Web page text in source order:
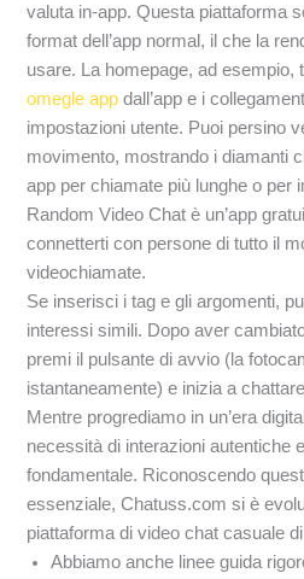
valuta in-app. Questa piattaforma
format dell’app normal, il che la
usare. La homepage, ad esempio,
omegle app dall’app e i
impostazioni utente. Puoi persino
movimento, mostrando i diamanti
app per chiamate più lunghe o per
Random Video Chat è un’app
connetterti con persone di tutto il
videochiamate.
Se inserisci i tag e gli argomenti,
interessi simili. Dopo aver
premi il pulsante di avvio (la
istantaneamente) e inizia a
Mentre progrediamo in un’era
necessità di interazioni autentiche
fondamentale. Riconoscendo
essenziale, Chatuss.com si è
piattaforma di video chat casuale
Abbiamo anche linee guida